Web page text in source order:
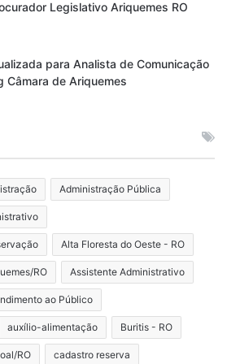
Legislativo Ariquemes RO
para Analista de Comunicação
Câmara de Ariquemes
Administração Pública
Alta Floresta do Oeste - RO
RO Assistente Administrativo
ao Público
auxílio-alimentação Buritis - RO
RO cadastro reserva